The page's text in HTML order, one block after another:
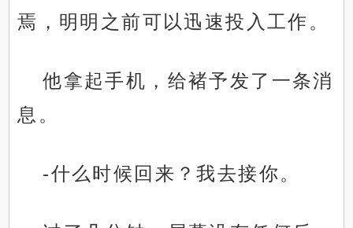
焉，明明之前可以迅速投入工作。
他拿起手机，给褚予发了一条消
息。
-什么时候回来？我去接你。